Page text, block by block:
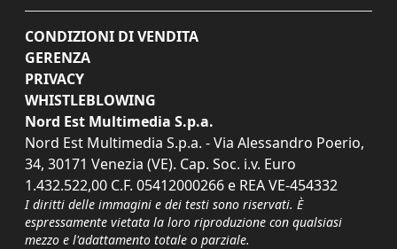
CONDIZIONI DI VENDITA
GERENZA
PRIVACY
WHISTLEBLOWING
Nord Est Multimedia S.p.a.
Nord Est Multimedia S.p.a. - Via Alessandro Poerio,
34, 30171 Venezia (VE). Cap. Soc. i.v. Euro
1.432.522,00 C.F. 05412000266 e REA VE-454332
I diritti delle immagini e dei testi sono riservati. È
espressamente vietata la loro riproduzione con qualsiasi
mezzo e l'adattamento totale o parziale.